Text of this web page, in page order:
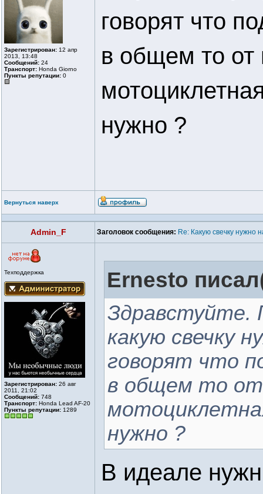
Зарегистрирован: 12 апр
2013, 13:48
Сообщений: 24
Транспорт: Honda Giorno
Пункты репутации: 0
говорят что
в общем то от
нужно ?
Вернуться наверх
Admin_F Заголовок сообщения: Re: Какую свечку нужно
Техподдержка
Зарегистрирован: 26 авг
2011, 21:02
Сообщений: 748
Транспорт: Honda Lead AF-20
Пункты репутации: 1289
Ernesto
Здравстуйте.
какую свечку
говорят что
в общем то от
нужно ?
В идеале